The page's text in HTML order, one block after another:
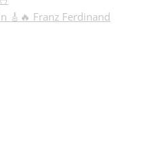
🎸🔥 Franz Ferdinand